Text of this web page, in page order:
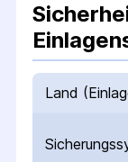
Land